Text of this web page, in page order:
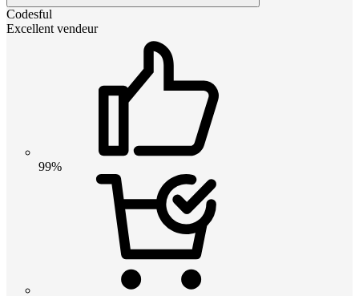
Codesful
Excellent vendeur
99%